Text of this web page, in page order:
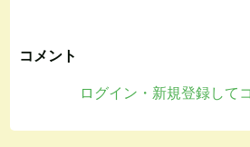
コメント
ログイン・新規登録して